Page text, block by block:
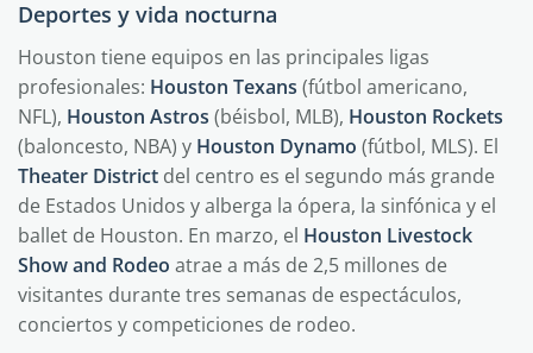
Deportes y vida nocturna
Houston tiene equipos en las principales ligas
profesionales: Houston Texans (fútbol americano,
NFL), Houston Astros (béisbol, MLB), Houston Rockets
(baloncesto, NBA) y Houston Dynamo (fútbol, MLS). El
Theater District del centro es el segundo más grande
de Estados Unidos y alberga la ópera, la sinfónica y el
ballet de Houston. En marzo, el Houston Livestock
Show and Rodeo atrae a más de 2,5 millones de
visitantes durante tres semanas de espectáculos,
conciertos y competiciones de rodeo.